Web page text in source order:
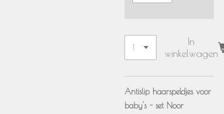
In
winkelwagen
Antislip haarspeldjes voor
baby's - set Noor